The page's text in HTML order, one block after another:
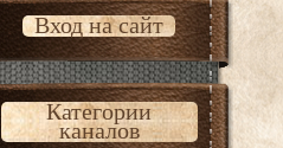
Вход на сайт
Категории
каналов